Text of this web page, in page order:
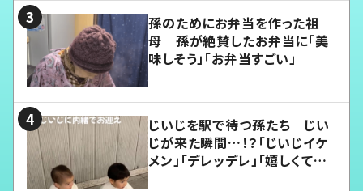
孫のためにお弁当を作った祖
母 孫が絶賛したお弁当に「美
味しそう」「お弁当すごい」
じいじを駅で待つ孫たち じい
じが来た瞬間…！？「じいじイケ
メン」「デレッデレ」「嬉しくて可